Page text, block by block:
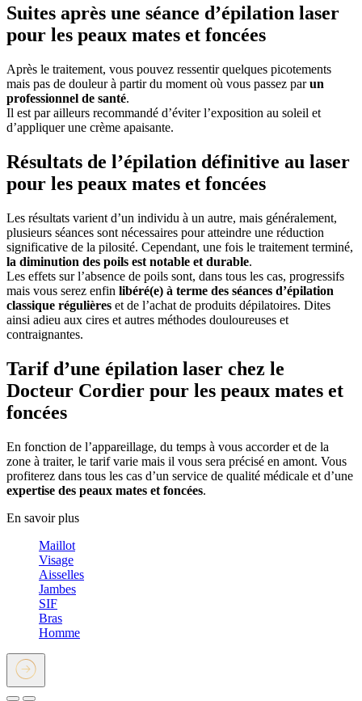
Suites après une séance d’épilation laser
pour les peaux mates et foncées
Après le traitement, vous pouvez ressentir quelques picotements
mais pas de douleur à partir du moment où vous passez parun
professionnel de santé.
Il est par ailleurs recommandé d’éviter l’exposition au soleil et
d’appliquer une crème apaisante.
Résultats de l’épilation définitive au laser
pour les peaux mates et foncées
Les résultats varient d’un individu à un autre, mais généralement,
plusieurs séances sont nécessaires pour atteindre une réduction
significative de la pilosité. Cependant, une fois le traitement terminé,
la diminution des poils est notable et durable.
Les effets sur l’absence de poils sont, dans tous les cas, progressifs
mais vous serez enfin libéré(e) à terme des séances d’épilation
classique régulières et de l’achat de produits dépilatoires. Dites
ainsi adieu aux cires et autres méthodes douloureuses et
contraignantes.
Tarif d’une épilation laser chez le
Docteur Cordier pour les peaux mates et
foncées
En fonction de l’appareillage, du temps à vous accorder et de la
zone à traiter, le tarif varie mais il vous sera précisé en amont. Vous
profiterez dans tous les cas d’un service de qualité médicale et d’une
expertise des peaux mates et foncées.
En savoir plus
Maillot
Visage
Aisselles
Jambes
SIF
Bras
Homme